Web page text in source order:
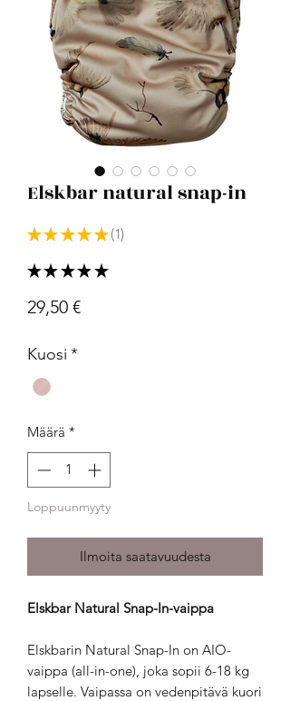
Elskbar natural snap-in
★ ★ ★ ★ ★ 1
1
★ ★ ★ ★ ★
29,50 €Hinta
Kuosi *
Määrä *
Loppuunmyyty
Ilmoita saatavuudesta
Elskbar Natural Snap-In-vaippa
Elskbarin Natural Snap-In on AIO-
vaippa (all-in-one), joka sopii 6-18 kg
lapselle. Vaipassa on vedenpitävä kuori